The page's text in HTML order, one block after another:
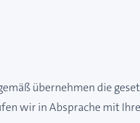
übernehmen die
wir in Absprache mit